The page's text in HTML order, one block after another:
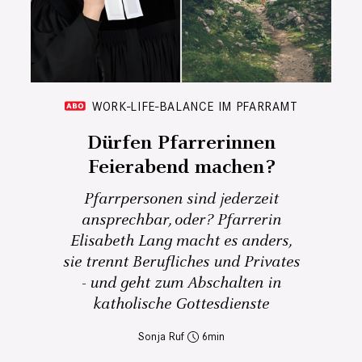
WORK-LIFE-BALANCE IM PFARRAMT
Dürfen Pfarrerinnen
Feierabend machen?
Pfarrpersonen sind jederzeit
ansprechbar, oder? Pfarrerin
Elisabeth Lang macht es anders,
sie trennt Berufliches und Privates
- und geht zum Abschalten in
katholische Gottesdienste
Sonja Ruf 6